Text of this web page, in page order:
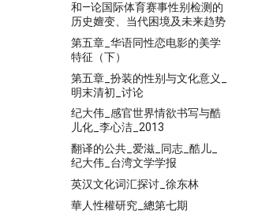
和—论国际体育赛事性别检测的
历史嬗变、当代困境及未来趋势
第五章_华语同性恋电影的美学
特征（下）
第五章_扮装的性别与文化意义_
明末清初_讨论
纪大伟_感官世界情欲书写与酷
儿化_李心洁_2013
翻译的公共_爱滋_同志_酷儿_
纪大伟_台湾文学学报
英汉文化词汇探讨_徐东林
華人性權研究_總第七期